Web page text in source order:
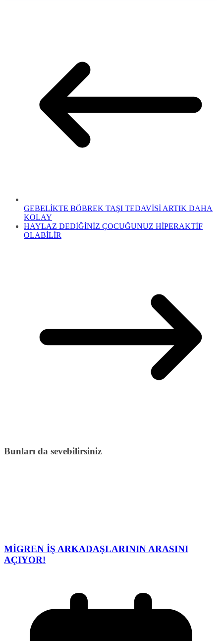
GEBELİKTE BÖBREK TAŞI TEDAVİSİ ARTIK DAHA
KOLAY
HAYLAZ DEDİĞİNİZ ÇOCUĞUNUZ HİPERAKTİF
OLABİLİR
Bunları da sevebilirsiniz
MİGREN İŞ ARKADAŞLARININ ARASINI
AÇIYOR!